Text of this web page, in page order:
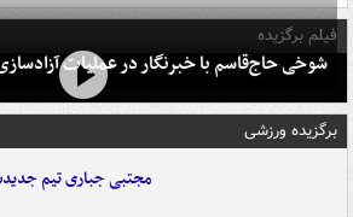
فیلم برگزیده
شوخی حاج‌قاسم با خبرنگار در عملیات
برگزیده ورزشی
مجتبی جباری تیم